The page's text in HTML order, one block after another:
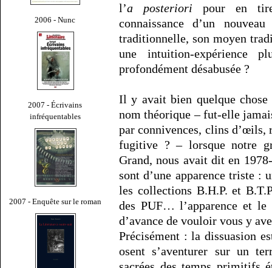
2006 - Nunc
2007 - Écrivains
infréquentables
2007 - Enquête sur le roman
l’a posteriori pour en
connaissance d’un
traditionnelle, son moyen
une intuition-expérience
profondément désabusée ?
Il y avait bien quelque
nom théorique – fut-elle
par connivences, clins d’œils,
fugitive ? – lorsque notre
Grand, nous avait dit en
sont d’une apparence triste :
les collections B.H.P. et
des PUF… l’apparence et
d’avance de vouloir vous y
Précisément : la dissuasion
osent s’aventurer sur un